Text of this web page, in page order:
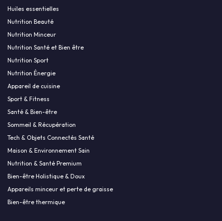
Huiles essentielles
Nutrition Beauté
Nutrition Minceur
Nutrition Santé et Bien être
Nutrition Sport
Nutrition Énergie
Appareil de cuisine
Sport & Fitness
Santé & Bien-être
Sommeil & Récupération
Tech & Objets Connectés Santé
Maison & Environnement Sain
Nutrition & Santé Premium
Bien-être Holistique & Doux
Appareils minceur et perte de graisse
Bien-être thermique